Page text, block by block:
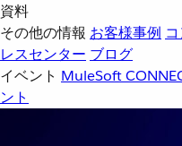
資料
その他の情報 お客様事例
レスセンター ブログ
イベント MuleSoft
ント